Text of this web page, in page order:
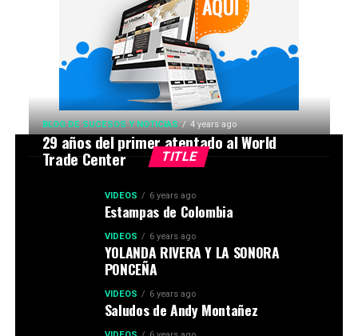
TITLE
BLOG DE SUCESOS Y NOTICIAS 4 years ago
29 años del primer atentado al World
Trade Center
VIDEOS 6 years ago
Estampas de Colombia
VIDEOS 6 years ago
YOLANDA RIVERA Y LA SONORA
PONCEÑA
VIDEOS 6 years ago
Saludos de Andy Montañez